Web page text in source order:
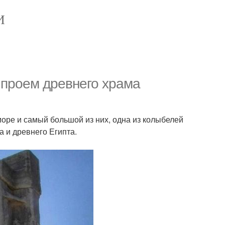
древнего храма
и самый большой из них, одна из колыбелей
и древнего Египта.